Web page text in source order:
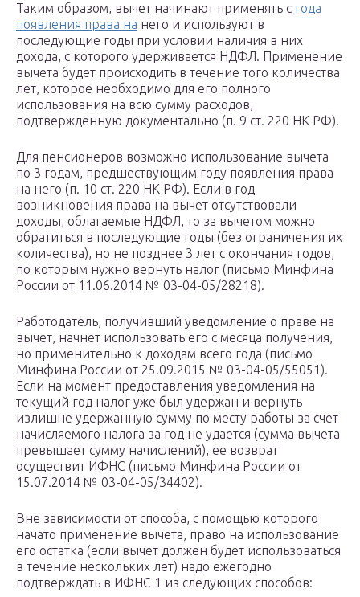
Таким образом, вычет начинают применять с года
появления права на него и используют в
последующие годы при условии наличия в них
дохода, с которого удерживается НДФЛ. Применение
вычета будет происходить в течение того количества
лет, которое необходимо для его полного
использования на всю сумму расходов,
подтвержденную документально (п. 9 ст. 220 НК РФ).
Для пенсионеров возможно использование вычета
по 3 годам, предшествующим году появления права
на него (п. 10 ст. 220 НК РФ). Если в год
возникновения права на вычет отсутствовали
доходы, облагаемые НДФЛ, то за вычетом можно
обратиться в последующие годы (без ограничения их
количества), но не позднее 3 лет с окончания годов,
по которым нужно вернуть налог (письмо Минфина
России от 11.06.2014 № 03-04-05/28218).
Работодатель, получивший уведомление о праве на
вычет, начнет использовать его с месяца получения,
но применительно к доходам всего года (письмо
Минфина России от 25.09.2015 № 03-04-05/55051).
Если на момент предоставления уведомления на
текущий год налог уже был удержан и вернуть
излишне удержанную сумму по месту работы за счет
начисляемого налога за год не удается (сумма вычета
превышает сумму начислений), ее возврат
осуществит ИФНС (письмо Минфина России от
15.07.2014 № 03-04-05/34402).
Вне зависимости от способа, с помощью которого
начато применение вычета, право на использование
его остатка (если вычет должен будет использоваться
в течение нескольких лет) надо ежегодно
подтверждать в ИФНС 1 из следующих способов: